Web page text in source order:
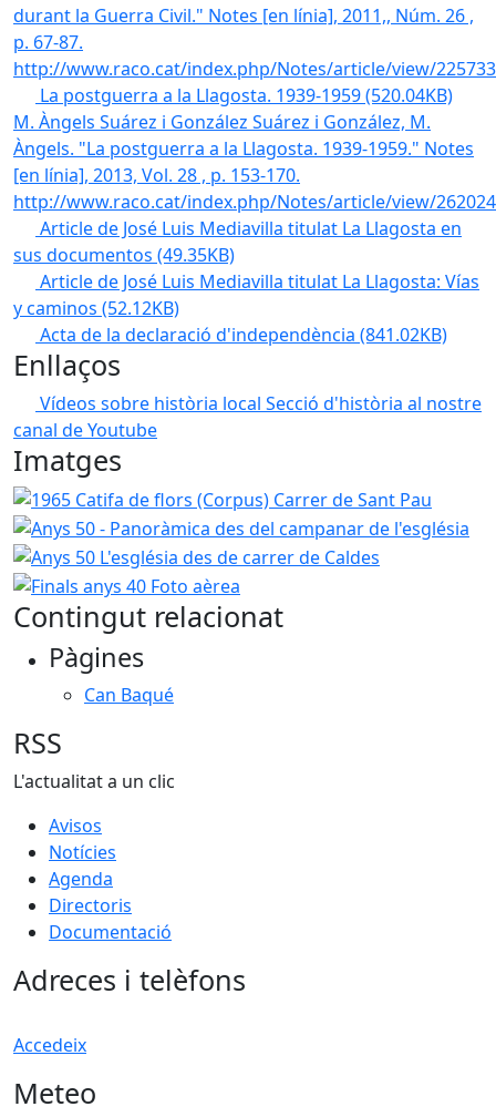
durant la Guerra Civil." Notes [en línia], 2011,, Núm. 26 ,
p. 67-87.
http://www.raco.cat/index.php/Notes/article/view/
La postguerra a la Llagosta. 1939-1959(520.04KB)
M. Àngels Suárez i González Suárez i González, M.
Àngels. "La postguerra a la Llagosta. 1939-1959." Notes
[en línia], 2013, Vol. 28 , p. 153-170.
http://www.raco.cat/index.php/Notes/article/view/
Article de José Luis Mediavilla titulat La Llagosta en
sus documentos (49.35KB)
Article de José Luis Mediavilla titulat La Llagosta: Vías
y caminos (52.12KB)
Acta de la declaració d'independència (841.02KB)
Enllaços
Vídeos sobre història local Secció d'història al nostre
canal de Youtube
Imatges
1965 Catifa de flors (Corpus) Carrer de Sant Pau
Contingut relacionat
Pàgines
Can Baqué
RSS
L'actualitat a un clic
Avisos
Notícies
Agenda
Directoris
Documentació
Adreces i telèfons
Accedeix
Meteo